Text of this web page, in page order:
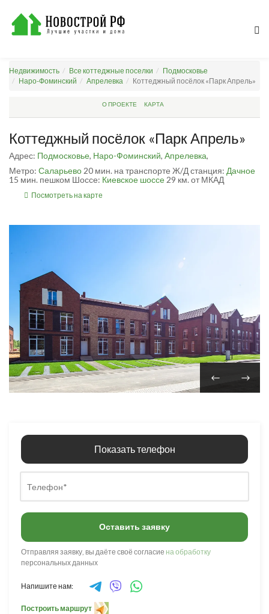
Недвижимость Все коттеджные поселки
Подмосковье
Наро-Фоминский
Апрелевка Коттеджный посёлок «Парк Апрель»
О ПРОЕКТЕ КАРТА
Коттеджный посёлок «Парк Апрель»
Адрес: Подмосковье, Наро-Фоминский, Апрелевка,
Метро: Саларьево 20 мин. на транспорте Ж/Д станция: Дачное
15 мин. пешком Шоссе: Киевское шоссе 29 км. от МКАД
Посмотреть на карте
Показать телефон
Оставить заявку
Отправляя заявку, вы даёте своё согласие на обработку
персональных данных
Напишите нам:
Построить маршрут